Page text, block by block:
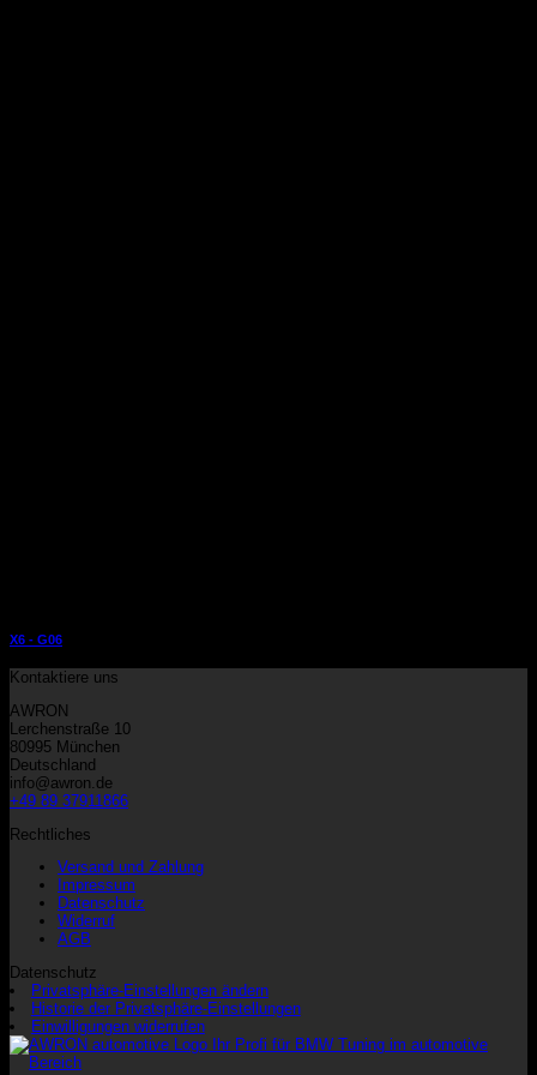
X6 - G06
Kontaktiere uns
AWRON
Lerchenstraße 10
80995 München
Deutschland
info@awron.de
+49 89 37911866
Rechtliches
Versand und Zahlung
Impressum
Datenschutz
Widerruf
AGB
Datenschutz
Privatsphäre-Einstellungen ändern
Historie der Privatsphäre-Einstellungen
Einwilligungen widerrufen